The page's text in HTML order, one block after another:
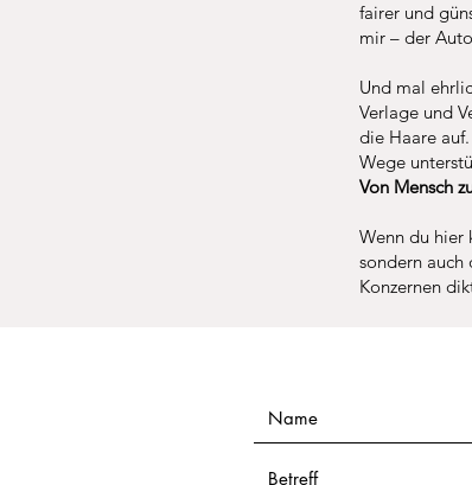
fairer und
mir – der
Und mal
Verlage und
die Haare
Wege
Von Mensch
Wenn du hier
sondern auch
Konzernen